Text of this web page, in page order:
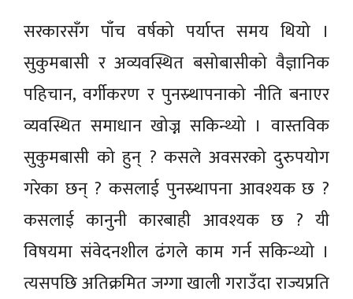
सरकारसँग पाँच वर्षको पर्याप्त समय थियो ।
सुकुमबासी र अव्यवस्थित बसोबासीको वैज्ञानिक
पहिचान, वर्गीकरण र पुनस्र्थापनाको नीति बनाएर
व्यवस्थित समाधान खोज्न सकिन्थ्यो । वास्तविक
सुकुमबासी को हुन् ? कसले अवसरको दुरुपयोग
गरेका छन् ? कसलाई पुनस्र्थापना आवश्यक छ ?
कसलाई कानुनी कारबाही आवश्यक छ ? यी
विषयमा संवेदनशील ढंगले काम गर्न सकिन्थ्यो ।
त्यसपछि अतिक्रमित जग्गा खाली गराउँदा राज्यप्रति